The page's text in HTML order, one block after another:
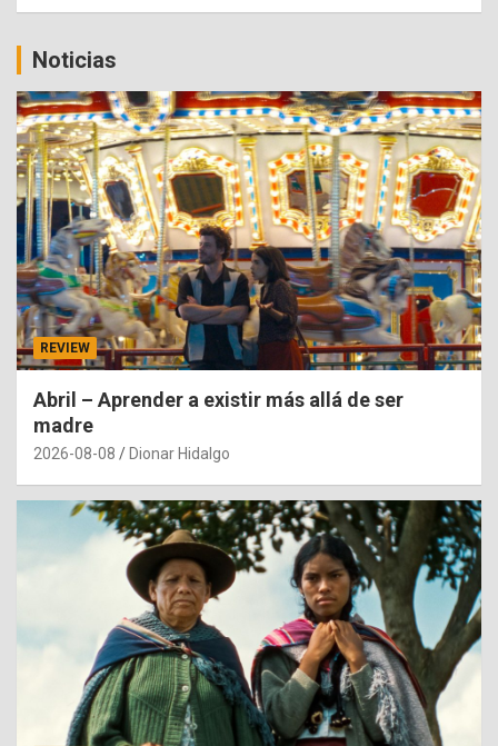
Noticias
REVIEW
Abril – Aprender a existir más allá de ser
madre
2026-08-08 Dionar Hidalgo